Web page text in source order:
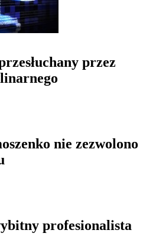
przez
nie zezwolono
profesionalista